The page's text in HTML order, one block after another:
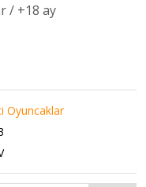
/ +18 ay
Oyuncaklar